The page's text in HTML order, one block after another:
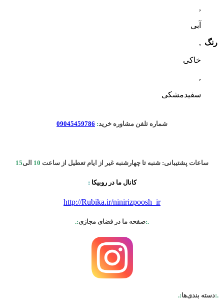
رنگ
,
آبی
,
خاکی
,
سفیدمشکی
شماره تلفن مشاوره خرید:
09045459786
ساعات پشتیبانی: شنبه تا چهارشنبه غیر از ایام تعطیل از ساعت 10 الی15
کانال ما در روبیکا :
http://Rubika.ir/ninirizpoosh_ir
.:صفحه ما در فضای مجازی:.
.:دسته بندی‌ها:.